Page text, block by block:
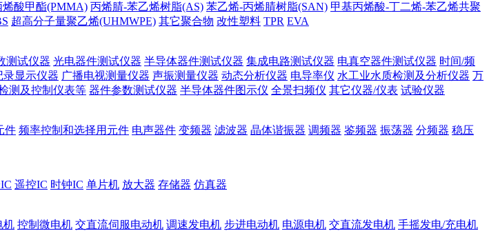
烯酸甲酯(PMMA) 丙烯腈-苯乙烯树脂(AS) 苯乙烯-丙烯腈树脂(SAN) 甲基丙烯酸-丁二烯-苯乙烯共聚
超高分子量聚乙烯(UHMWPE) 其它聚合物 改性塑料 TPR EVA
测试仪器 光电器件测试仪器 半导体器件测试仪器 集成电路测试仪器 电真空器件测试仪器 时间/频
录显示仪器 广播电视测量仪器 声振测量仪器 动态分析仪器 电导率仪 水工业水质检测及分析仪器 万
测及控制仪表等 器件参数测试仪器 半导体器件图示仪 全景扫频仪 其它仪器/仪表 试验仪器
件 频率控制和选择用元件 电声器件 变频器 滤波器 晶体谐振器 调频器 鉴频器 振荡器 分频器 稳压
遥控IC 时钟IC 单片机 放大器 存储器 仿真器
机 控制微电机 交直流伺服电动机 调速发电机 步进电动机 电源电机 交直流发电机 手摇发电/充电机